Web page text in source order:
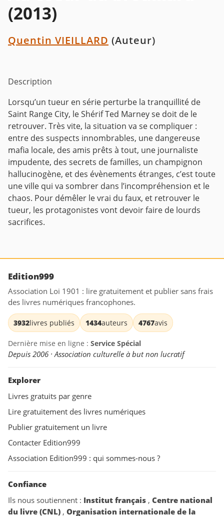
(2013)
Quentin VIEILLARD (Auteur)
Description
Lorsqu’un tueur en série perturbe la tranquillité de
Saint Range City, le Shérif Ted Marney se doit de le
retrouver. Très vite, la situation va se compliquer :
entre des suspects innombrables, une dangereuse
mafia locale, des amis prêts à tout, une journaliste
impudente, des secrets de familles, un champignon
hallucinogène, et des évènements étranges, c’est toute
une ville qui va sombrer dans l’incompréhension et le
chaos. Pour démêler le vrai du faux, et retrouver le
tueur, les protagonistes vont devoir faire de lourds
sacrifices.
Edition999
Association Loi 1901 : lire gratuitement et publier sans frais
des livres numériques francophones.
3932livres publiés 1434auteurs 4767avis
Dernière mise en ligne : Service Spécial
Depuis 2006 · Association culturelle à but non lucratif
Explorer
Livres gratuits par genre
Lire gratuitement des livres numériques
Publier gratuitement un livre
Contacter Edition999
Association Edition999 : qui sommes-nous ?
Confiance
Ils nous soutiennent : Institut français , Centre national
du livre (CNL) , Organisation internationale de la